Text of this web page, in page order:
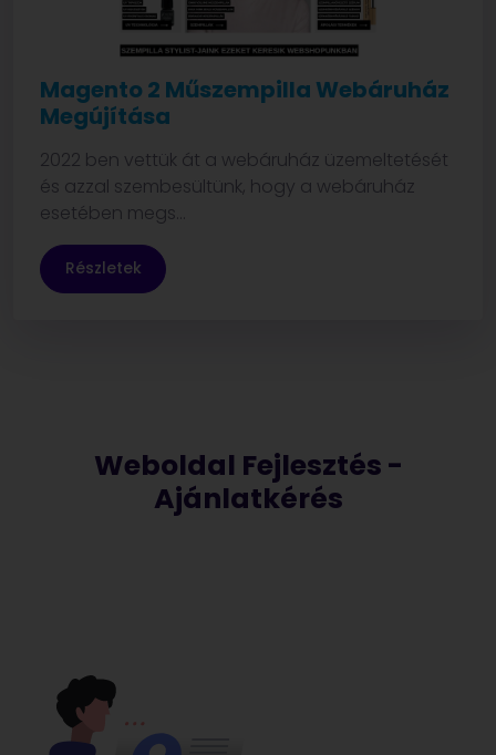
Magento 2 Műszempilla Webáruház
Megújítása
2022 ben vettük át a webáruház üzemeltetését
és azzal szembesültünk, hogy a webáruház
esetében megs...
Részletek
Weboldal Fejlesztés -
Ajánlatkérés